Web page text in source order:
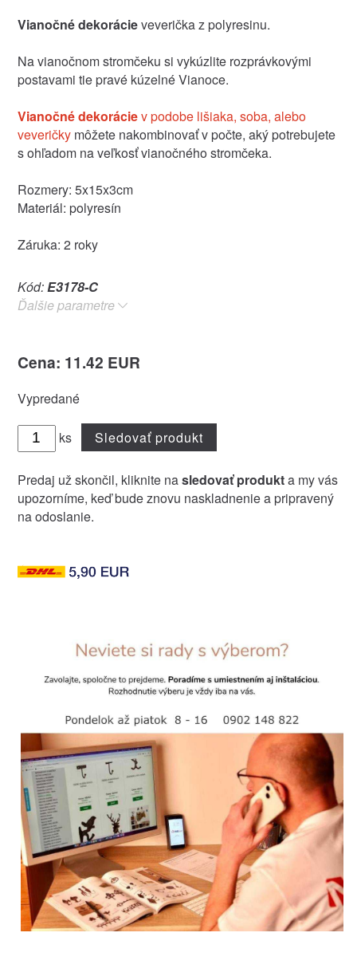
Vianočné dekorácieveverička z polyresinu.
Na vianočnom stromčeku si vykúzlite rozprávkovými
postavami tie pravé kúzelné Vianoce.
Vianočné dekoráciev podobe lišiaka, soba, alebo
veveričkymôžete nakombinovať v počte, aký potrebujete
s ohľadom na veľkosť vianočného stromčeka.
Rozmery: 5x15x3cm
Materiál: polyresín
Záruka: 2 roky
Kód: E3178-C
Ďalšie parametre
Cena: 11.42 EUR
Vypredané
ks Sledovať produkt
Predaj už skončil, kliknite nasledovať produkta my vás
upozorníme, keď bude znovu naskladnenie a pripravený
na odoslanie.